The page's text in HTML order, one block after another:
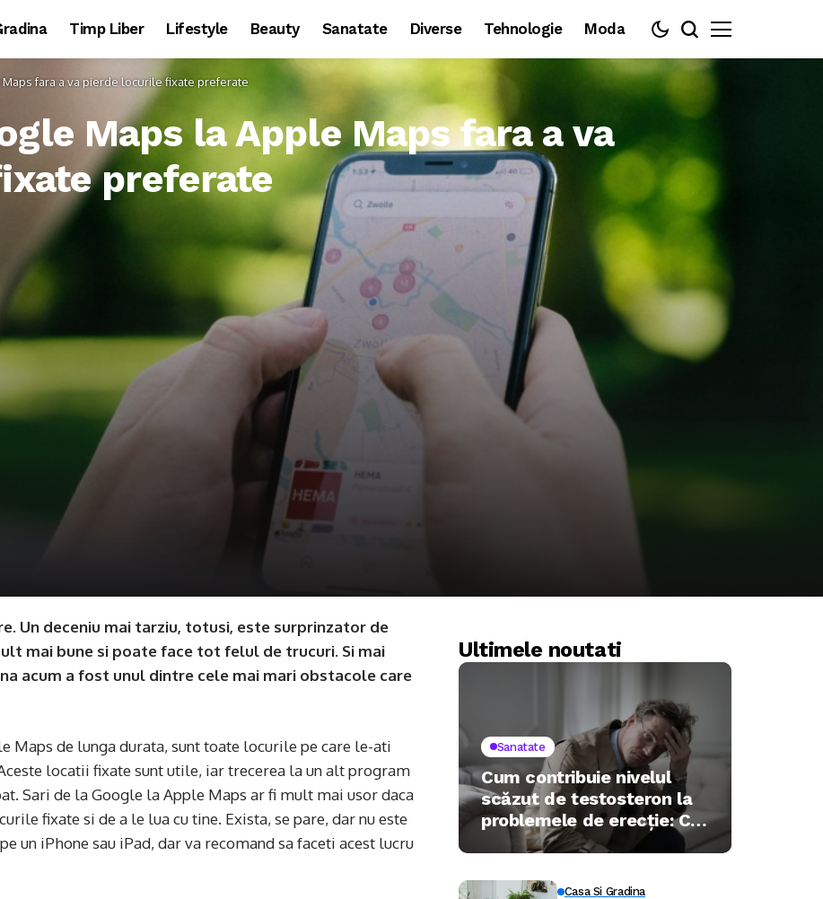
Timp Liber Lifestyle Beauty Sanatate Diverse Tehnologie Moda
fara a va pierde locurile fixate preferate
Maps la Apple Maps fara a va
preferate
Un deceniu mai tarziu, totusi, este surprinzator de
mai bune si poate face tot felul de trucuri. Si mai
acum a fost unul dintre cele mai mari obstacole care
Maps de lunga durata, sunt toate locurile pe care le-ati
locatii fixate sunt utile, iar trecerea la un alt program
Sari de la Google la Apple Maps ar fi mult mai usor daca
fixate si de a le lua cu tine. Exista, se pare, dar nu este
un iPhone sau iPad, dar va recomand sa faceti acest lucru
Ultimele noutati
Sanatate
Cum contribuie nivelul
scăzut de testosteron la
problemele de erecție: Ce
trebuie să știe bărbații în
Casa Si Gradina